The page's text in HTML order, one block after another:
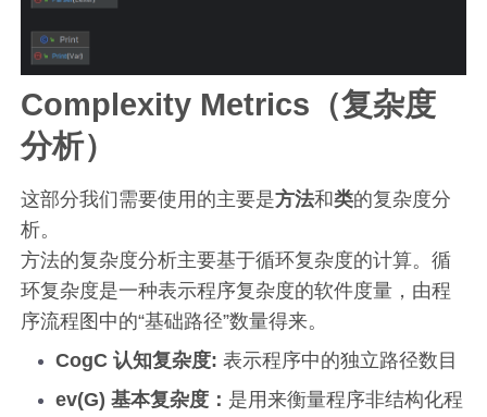
Complexity Metrics（复杂度
分析）
这部分我们需要使用的主要是方法和类的复杂度分
析。
方法的复杂度分析主要基于循环复杂度的计算。循
环复杂度是一种表示程序复杂度的软件度量，由程
序流程图中的“基础路径”数量得来。
CogC 认知复杂度: 表示程序中的独立路径数目
ev(G) 基本复杂度： 是用来衡量程序非结构化程